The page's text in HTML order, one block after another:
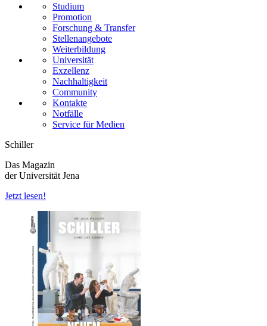
Studium
Promotion
Forschung & Transfer
Stellenangebote
Weiterbildung
Universität
Exzellenz
Nachhaltigkeit
Community
Kontakte
Notfälle
Service für Medien
Schiller
Das Magazin
der Universität Jena
Jetzt lesen!